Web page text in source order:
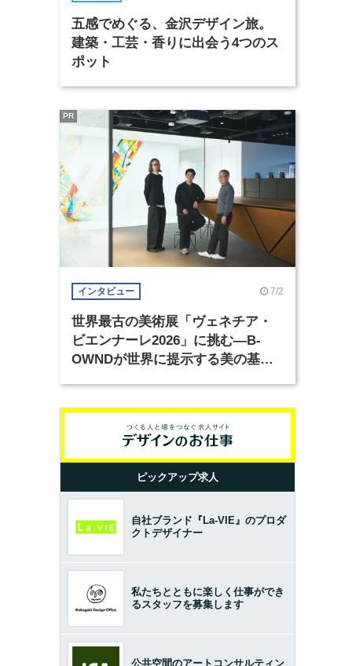
五感でめぐる、金沢デザイン旅。
建築・工芸・香りに出会う4つのス
ポット
インタビュー 7/2
世界最古の美術展「ヴェネチア・
ビエンナーレ2026」に挑む―B-
OWNDが世界に提示する美の基準
PR
ピックアップ求人
自社ブランド『La-VIE』のプロダ
クトデザイナー
私たちとともに楽しく仕事ができ
るスタッフを募集します
公共空間のアートコンサルティン